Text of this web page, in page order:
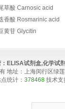
草酸 Carnosic acid
香酸 Rosmarinic acid
黄苷 Glycitin
ELISA试剂盒,化学试
地址：上海闵行区绿
统计： 378468 技术支